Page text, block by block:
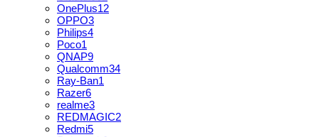
OnePlus12
OPPO3
Philips4
Poco1
QNAP9
Qualcomm34
Ray-Ban1
Razer6
realme3
REDMAGIC2
Redmi5